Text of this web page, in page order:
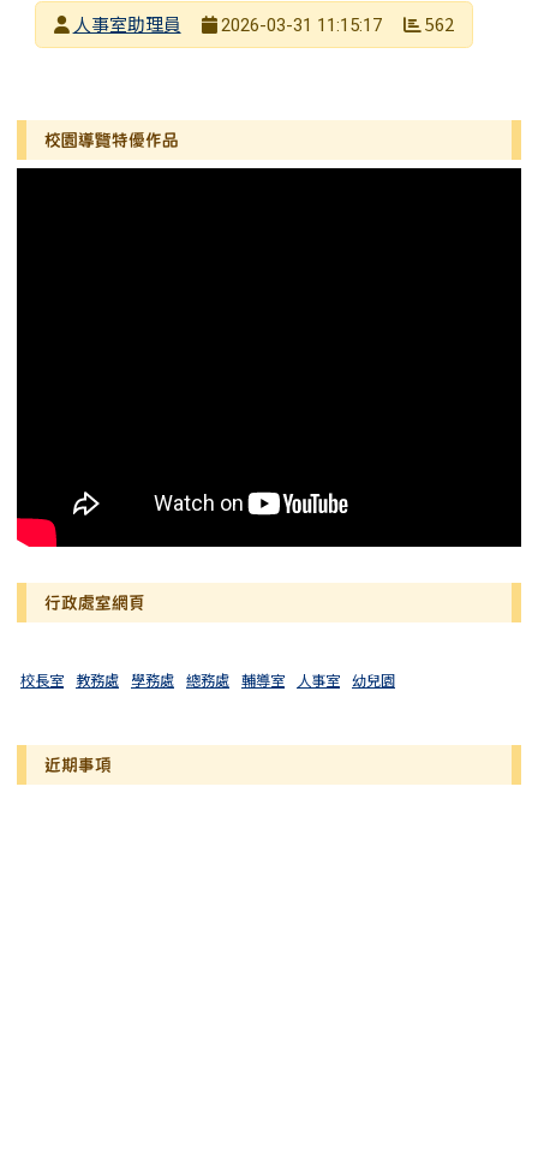
發布者人事室助理員
2026-03-31 11:15:17 562
左邊區域內容
校園導覽特優作品
行政處室網頁
校長室 教務處 學務處 總務處 輔導室 人事室 幼兒園
近期事項